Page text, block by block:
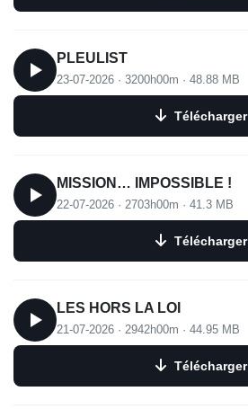
PLEULIST
23-07-2026 · 3200h00m · 48.88 MB
Télécharger
MISSION… IMPOSSIBLE !
22-07-2026 · 2703h00m · 41.3 MB
Télécharger
LES HORS LA LOI
21-07-2026 · 2942h00m · 44.95 MB
Télécharger